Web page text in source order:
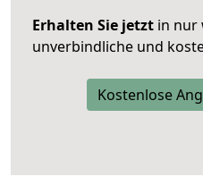
Erhalten Sie jetzt in nur
unverbindliche und
Kostenlose